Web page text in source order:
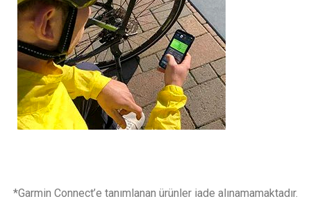
*Garmin Connect’e tanımlanan ürünler iade alınamamaktadır.